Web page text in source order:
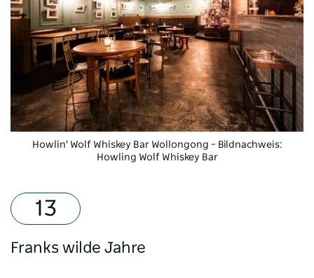
Howlin' Wolf Whiskey Bar Wollongong – Bildnachweis:
Howling Wolf Whiskey Bar
Franks wilde Jahre